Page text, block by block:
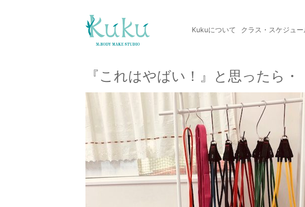
Kukuについて クラス・スケジュー
『これはやばい！』と思ったら・